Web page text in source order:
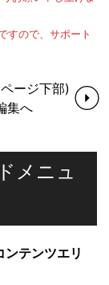
すので、サポート
ージ下部)
集へ
メニュ
ンテンツエリ